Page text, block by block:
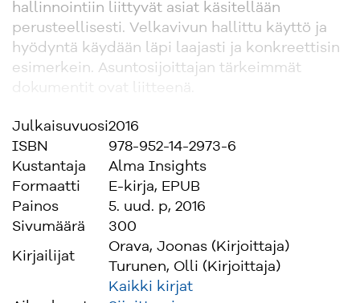
hallinnointiin liittyvät asiat käsitellään
perusteellisesti. Velkavivun hallittu käyttö ja
hyödyntä käydään läpi laajasti ja konkreettisin
esimerkein. Asuntosijoittajan tärkeimmät
Uudistetussa painoksessa on paljon uutta asiaa
ja päivitettyä sisältöä:
• uudet taulukot ja verotuksen ajankohtaiset
asiat
• tekijöiden blogin kysytyimmät ja uusimmat
kysymykset
• paikkakunnat asuntosijoittajan silmin
• sijoitusyhtiön käyttö asuntosijoittamisessa
• konkreettisia vinkkejä asuntosijoittajan
Julkaisuvuosi2016
ISBN
978-952-14-2973-6
Kustantaja
Alma Insights
Formaatti
E-kirja, EPUB
Painos
5. uud. p, 2016
Sivumäärä
300
Kirjailijat
Orava, Joonas (Kirjoittaja)
Turunen, Olli (Kirjoittaja)
Kaikki kirjat